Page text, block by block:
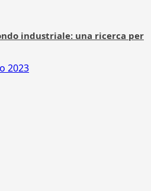
industriale: una ricerca per
2023